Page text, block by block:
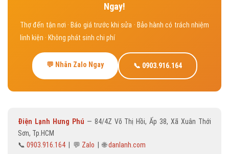
Ngay!
Thợ đến tận nơi · Báo giá trước khi sửa · Bảo hành có trách nhiệm
linh kiện · Không phát sinh chi phí
💬 Nhắn Zalo Ngay 📞 0903.916.164
Điện Lạnh Hưng Phú — 84/4Z Võ Thị Hồi, Ấp 38, Xã Xuân Thới
Sơn, Tp.HCM
📞 0903.916.164 | 💬 Zalo | 🌐danlanh.com